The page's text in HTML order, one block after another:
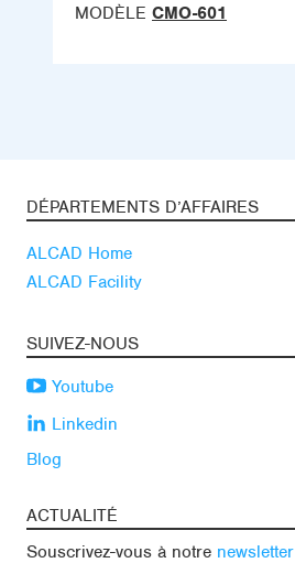
MODÈLE CMO-601
DÉPARTEMENTS D’AFFAIRES
ALCAD Home
ALCAD Facility
SUIVEZ-NOUS
Youtube
Linkedin
Blog
ACTUALITÉ
Souscrivez-vous à notre newsletter